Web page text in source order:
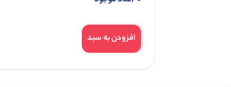
افزودن به سبد